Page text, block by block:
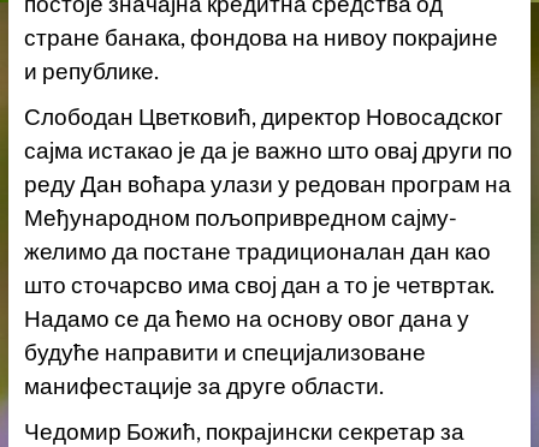
стране банака, фондова на нивоу покрајине
и републике.
Слободан Цветковић, директор Новосадског
сајма истакао је да је важно што овај други по
реду Дан воћара улази у редован програм на
Међународном пољопривредном сајму-
желимо да постане традиционалан дан као
што сточарсво има свој дан а то је четвртак.
Надамо се да ћемо на основу овог дана у
будуће направити и специјализоване
манифестације за друге области.
Чедомир Божић, покрајински секретар за